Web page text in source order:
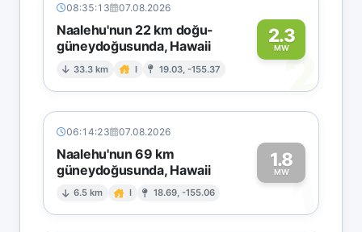
08:35:13 07.08.2026
Naalehu'nun 22 km doğu-
güneydoğusunda, Hawaii
33.3 km I 19.03, -155.37
2.3
MW2
06:14:23 07.08.2026
Naalehu'nun 69 km
güneydoğusunda, Hawaii
6.5 km I 18.69, -155.06
1.8
MW1